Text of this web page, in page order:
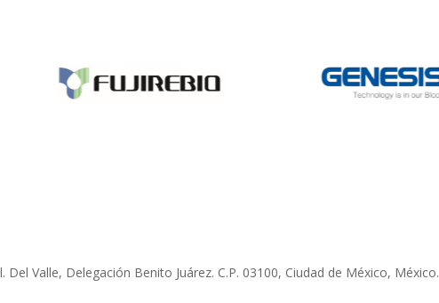
Del Valle, Delegación Benito Juárez. C.P. 03100, Ciudad de México, México.